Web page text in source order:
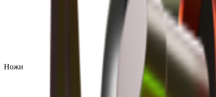
Ножи